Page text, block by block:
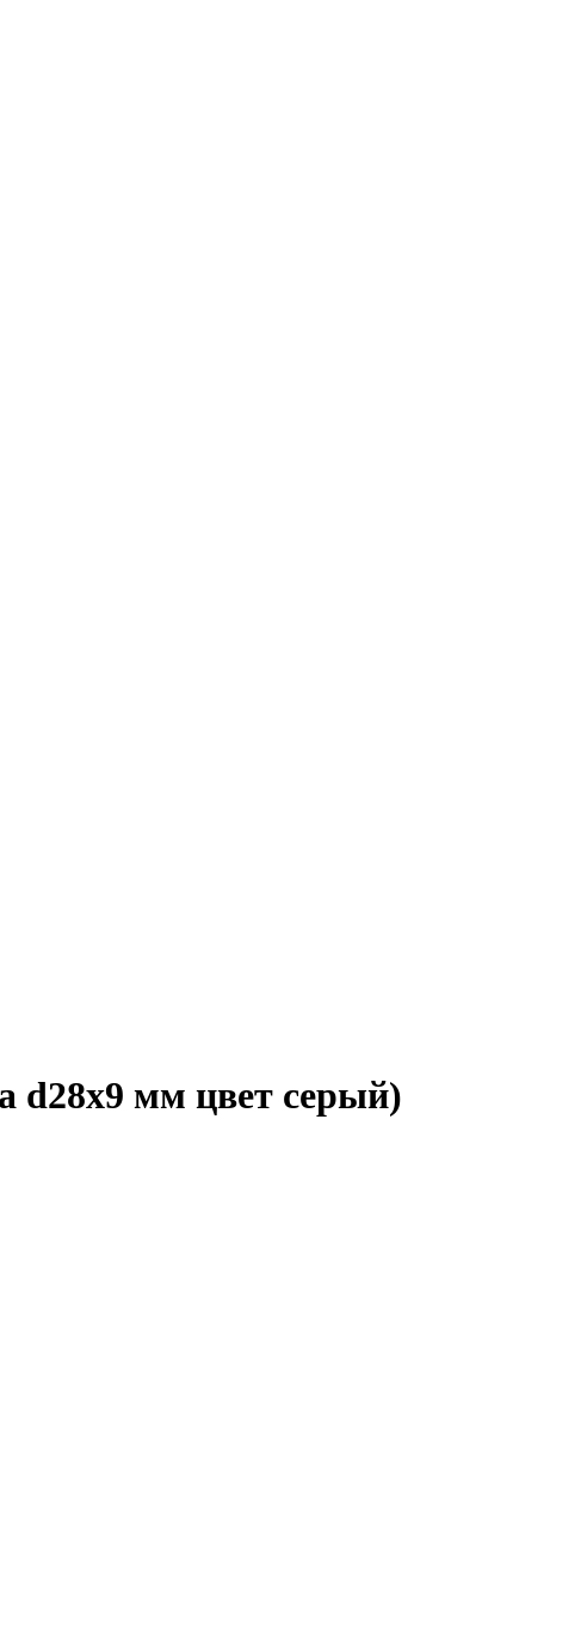
d28x9 мм цвет серый)